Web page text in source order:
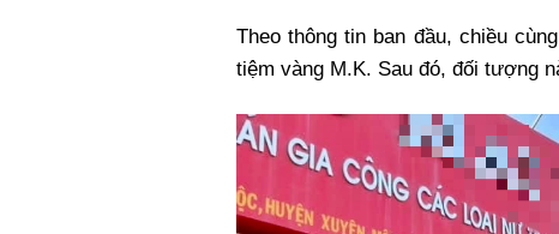
Theo thông tin ban đầu, chiều
tiệm vàng M.K. Sau đó, đối tượng